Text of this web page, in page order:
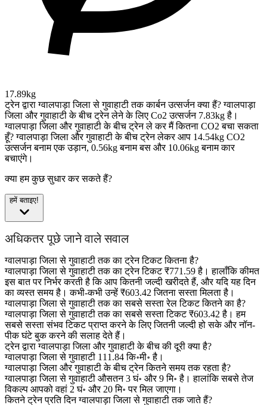
17.89kg
ट्रेन द्वारा ग्वालपाड़ा जिला से गुवाहाटी तक कार्बन उत्सर्जन क्या हैं? ग्वालपाड़ा
जिला और गुवाहाटी के बीच ट्रेन लेने के लिए Co2 उत्सर्जन 7.83kg है।
ग्वालपाड़ा जिला और गुवाहाटी के बीच ट्रेन ले कर मैं कितना CO2 बचा सकता
हूँ? ग्वालपाड़ा जिला और गुवाहाटी के बीच ट्रेन लेकर आप 14.54kg CO2
उत्सर्जन बनाम एक उड़ान, 0.56kg बनाम बस और 10.06kg बनाम कार
बचाएंगे।
क्या हम कुछ सुधार कर सकते हैं?
हमें बताइए!
अधिकतर पूछे जाने वाले सवाल
ग्वालपाड़ा जिला से गुवाहाटी तक का ट्रेन टिकट कितना है?
ग्वालपाड़ा जिला से गुवाहाटी तक का ट्रेन टिकट ₹771.59 है। हालाँकि कीमत
इस बात पर निर्भर करती है कि आप कितनी जल्दी खरीदते हैं, और यदि यह दिन
का व्यस्त समय है। कभी-कभी उन्हें ₹603.42 जितना सस्ता मिलता है।
ग्वालपाड़ा जिला से गुवाहाटी तक का सबसे सस्ता रेल टिकट कितने का है?
ग्वालपाड़ा जिला से गुवाहाटी तक का सबसे सस्ता टिकट ₹603.42 है। हम
सबसे सस्ता संभव टिकट प्राप्त करने के लिए जितनी जल्दी हो सके और नॉन-
पीक घंटे बुक करने की सलाह देते हैं।
ट्रेन द्वारा ग्वालपाड़ा जिला और गुवाहाटी के बीच की दूरी क्या है?
ग्वालपाड़ा जिला से गुवाहाटी 111.84 कि॰मी॰ है।
ग्वालपाड़ा जिला और गुवाहाटी के बीच ट्रेन कितने समय तक रहता है?
ग्वालपाड़ा जिला से गुवाहाटी औसतन 3 घं॰ और 9 मि॰ है। हालांकि सबसे तेज
विकल्प आपको वहां 2 घं॰ और 20 मि॰ पर मिल जाएगा।
कितने ट्रेन प्रति दिन ग्वालपाड़ा जिला से गुवाहाटी तक जाते हैं?